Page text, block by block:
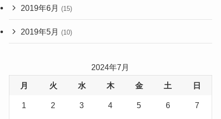
2019年6月 (15)
2019年5月 (10)
2024年7月
月 火 水 木 金 土 日
1 2 3 4 5 6 7